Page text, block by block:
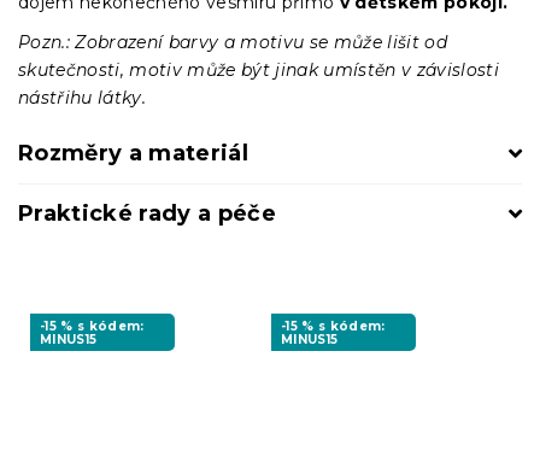
Pozn.: Zobrazení barvy a motivu se může lišit od
skutečnosti, motiv může být jinak umístěn v závislosti
nástřihu látky.
Rozměry a materiál
Praktické rady a péče
-15 % s kódem:
MINUS15
-15 % s kódem:
MINUS15